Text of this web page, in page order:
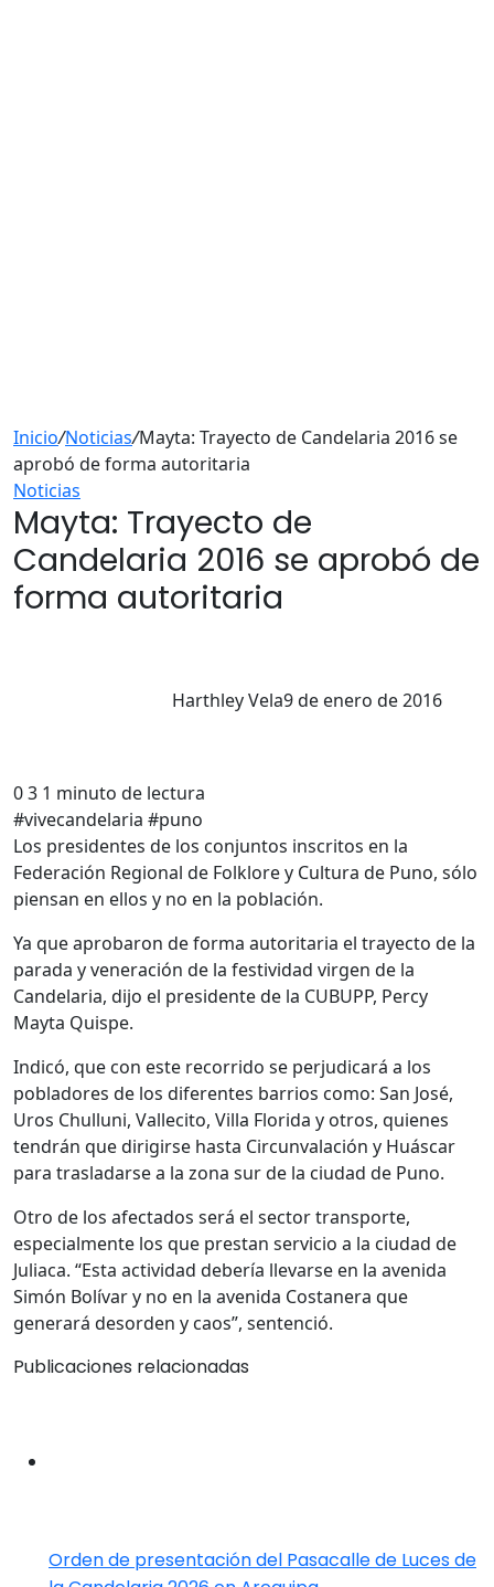
Inicio/Noticias/Mayta: Trayecto de Candelaria 2016 se
aprobó de forma autoritaria
Noticias
Mayta: Trayecto de
Candelaria 2016 se aprobó de
forma autoritaria
Harthley Vela9 de enero de 2016
03 1 minuto de lectura
#vivecandelaria #puno
Los presidentes de los conjuntos inscritos en la
Federación Regional de Folklore y Cultura de Puno, sólo
piensan en ellos y no en la población.
Ya que aprobaron de forma autoritaria el trayecto de la
parada y veneración de la festividad virgen de la
Candelaria, dijo el presidente de la CUBUPP, Percy
Mayta Quispe.
Indicó, que con este recorrido se perjudicará a los
pobladores de los diferentes barrios como: San José,
Uros Chulluni, Vallecito, Villa Florida y otros, quienes
tendrán que dirigirse hasta Circunvalación y Huáscar
para trasladarse a la zona sur de la ciudad de Puno.
Otro de los afectados será el sector transporte,
especialmente los que prestan servicio a la ciudad de
Juliaca. “Esta actividad debería llevarse en la avenida
Simón Bolívar y no en la avenida Costanera que
generará desorden y caos”, sentenció.
Publicaciones relacionadas
Orden de presentación del Pasacalle de Luces de